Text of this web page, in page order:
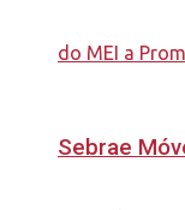
Sebrae